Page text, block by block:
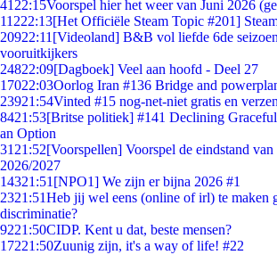
41 22:15Voorspel hier het weer van Juni 2026
11222:13[Het Officiële Steam Topic #201]
20922:11 [Videoland] B&B vol liefde 6de
vooruitkijkers
24822:09[Dagboek] Veel aan hoofd - Deel 27
17022:03Oorlog Iran #136 Bridge and
23921:54Vinted #15 nog-net-niet gratis en
8421:53[Britse politiek] #141 Declining
an Option
31 21:52[Voorspellen] Voorspel de eindstand
2026/2027
14321:51 [NPO1] We zijn er bijna 2026 #1
2321:51Heb jij wel eens (online of irl) te maken
discriminatie?
9221:50CIDP. Kent u dat, beste mensen?
17221:50Zuunig zijn, it's a way of life! #22